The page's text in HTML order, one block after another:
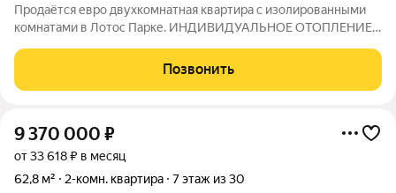
Продаётся евро двухкомнатная квартира с изолированными
комнатами в Лотос Парке. ИНДИВИДУАЛЬНОЕ ОТОПЛЕНИЕ!
солнечную сторону. Внутри предусмотрены панорамные окна,
которые добавляют света и
Позвонить
9 370 000 ₽
от 33 618 ₽ в месяц
62,8 м²
2-комн. квартира 7 этаж из 30